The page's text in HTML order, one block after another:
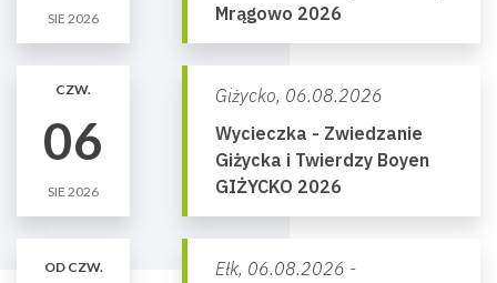
SIE 2026
Mrągowo 2026
CZW.
06
SIE 2026
Giżycko, 06.08.2026
Wycieczka - Zwiedzanie
Giżycka i Twierdzy Boyen
GIŻYCKO 2026
OD CZW. Ełk, 06.08.2026 -